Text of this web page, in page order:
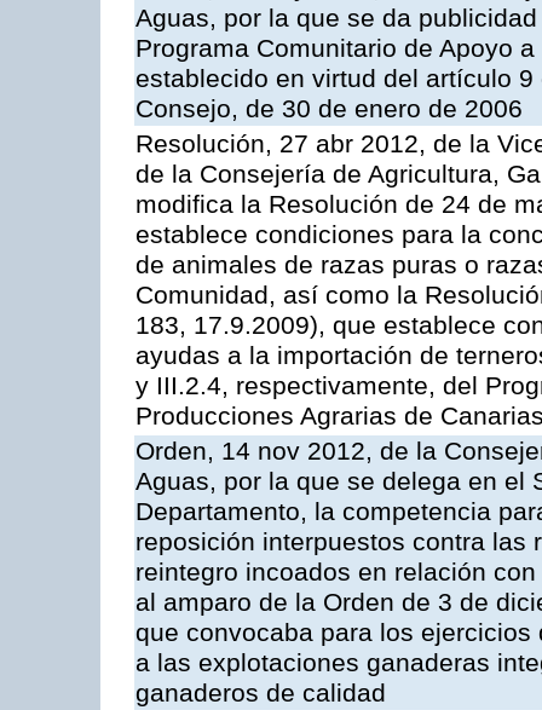
Aguas, por la que se da
Programa Comunitario de Apoyo
establecido en virtud del artículo
Consejo, de 30 de enero de 2006
Resolución, 27 abr 2012, de la
de la Consejería de Agricultura,
modifica la Resolución de 24 de
establece condiciones para la
de animales de razas puras o
Comunidad, así como la
183, 17.9.2009), que establece
ayudas a la importación de
y III.2.4, respectivamente, del
Producciones Agrarias de
Orden, 14 nov 2012, de la
Aguas, por la que se delega en el
Departamento, la competencia
reposición interpuestos contra las
reintegro incoados en relación
al amparo de la Orden de 3 de
que convocaba para los
a las explotaciones ganaderas
ganaderos de calidad